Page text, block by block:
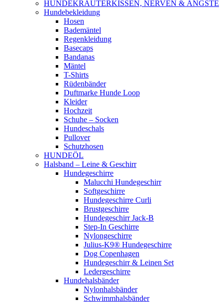
HUNDEKRÄUTERKISSEN, NERVEN & ÄNGSTE
Hundebekleidung
Hosen
Bademäntel
Regenkleidung
Basecaps
Bandanas
Mäntel
T-Shirts
Rüdenbänder
Duftmarke Hunde Loop
Kleider
Hochzeit
Schuhe – Socken
Hundeschals
Pullover
Schutzhosen
HUNDEÖL
Halsband – Leine & Geschirr
Hundegeschirre
Malucchi Hundegeschirr
Softgeschirre
Hundegeschirre Curli
Brustgeschirre
Hundegeschirr Jack-B
Step-In Geschirre
Nylongeschirre
Julius-K9® Hundegeschirre
Dog Copenhagen
Hundegeschirr & Leinen Set
Ledergeschirre
Hundehalsbänder
Nylonhalsbänder
Schwimmhalsbänder